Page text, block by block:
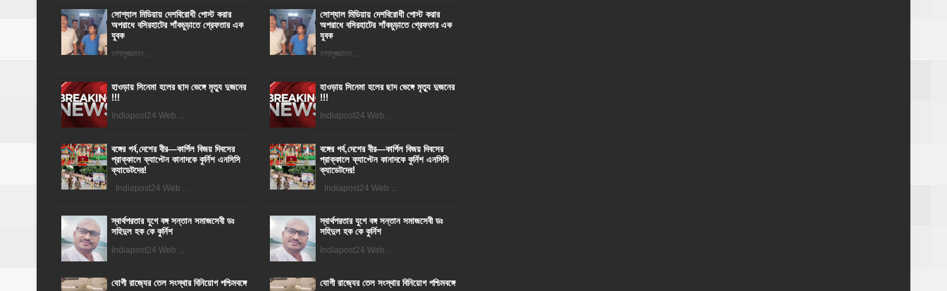
সোশ্যাল মিডিয়ায় দেশবিরোধী পোস্ট করার
অপরাধে বসিরহাটের শাঁকচুড়াতে গ্রেফতার এক
যুবক
হাসানুজ্জামান ...
হাওড়ায় সিনেমা হলের ছাদ ভেঙ্গে মৃত্যু দুজনের
!!!
Indiapost24 Web ...
বঙ্গের গর্ব,দেশের বীর—কার্গিল বিজয় দিবসের
প্রাক্কালে ক্যাপ্টেন কানাদকে কুর্নিশ এনসিসি
ক্যাডেটদের!
Indiapost24 Web ...
স্বার্থপরতার যুগে বঙ্গ সন্তান সমাজসেবী ডঃ
সহিদুল হক কে কুর্নিশ
Indiapost24 Web ...
যোগী রাজ‍্যের তেল সংস্থার বিনিয়োগ পশ্চিমবঙ্গে
সোশ্যাল মিডিয়ায় দেশবিরোধী পোস্ট করার
অপরাধে বসিরহাটের শাঁকচুড়াতে গ্রেফতার এক
যুবক
হাসানুজ্জামান ...
হাওড়ায় সিনেমা হলের ছাদ ভেঙ্গে মৃত্যু দুজনের
!!!
Indiapost24 Web ...
বঙ্গের গর্ব,দেশের বীর—কার্গিল বিজয় দিবসের
প্রাক্কালে ক্যাপ্টেন কানাদকে কুর্নিশ এনসিসি
ক্যাডেটদের!
Indiapost24 Web ...
স্বার্থপরতার যুগে বঙ্গ সন্তান সমাজসেবী ডঃ
সহিদুল হক কে কুর্নিশ
Indiapost24 Web ...
যোগী রাজ‍্যের তেল সংস্থার বিনিয়োগ পশ্চিমবঙ্গে